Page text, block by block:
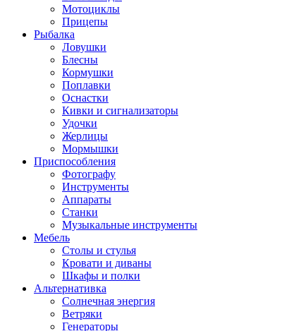
Мотоциклы
Прицепы
Рыбалка
Ловушки
Блесны
Кормушки
Поплавки
Оснастки
Кивки и сигнализаторы
Удочки
Жерлицы
Мормышки
Приспособления
Фотографу
Инструменты
Аппараты
Станки
Музыкальные инструменты
Мебель
Столы и стулья
Кровати и диваны
Шкафы и полки
Альтернативка
Солнечная энергия
Ветряки
Генераторы